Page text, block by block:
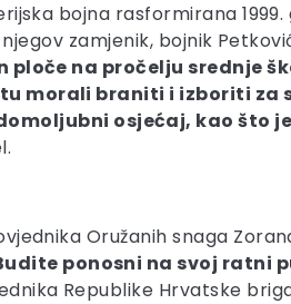
bojna rasformirana 1999.
zamjenik, bojnik
ploče na pročelju srednje
morali braniti i izboriti za
osjećaj, kao što
Oružanih snaga
ponosni na svoj ratni
Republike Hrvatske